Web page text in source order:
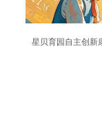
星贝育园自主创新